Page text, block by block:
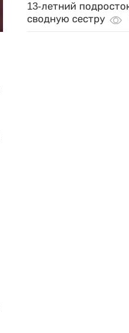
13-летний
сводную сестру